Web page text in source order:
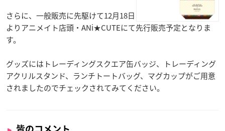
さらに、一般販売に先駆けて12月18日
よりアニメイト店頭・ANi★CUTEにて先行販売予定となりま
す。
グッズにはトレーディングスクエア缶バッジ、トレーディング
アクリルスタンド、ランチトートバッグ、マグカップがご用意
されましたのでチェックされてみてください。
皆のコメント